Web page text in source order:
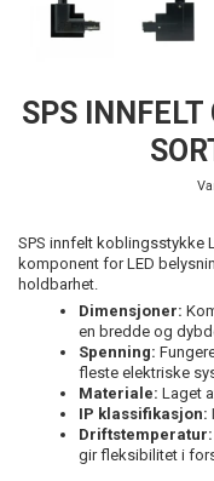
SPS
SPS innfelt koblingsstykke
komponent for LED
holdbarhet.
Dimensjoner:
en bredde og
Spenning:
fleste elektriske
Materiale: Laget
IP klassifikasjon:
Driftstemperatur:
gir fleksibilitet i